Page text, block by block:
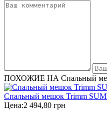
ПОХОЖИЕ НА Спальный
Спальный мешок Trimm
Цена:2 494,80 грн